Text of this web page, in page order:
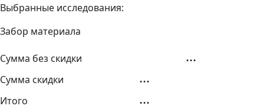
Выбранные исследования:
Забор материала
Cумма без скидки ...
Сумма скидки ...
Итого ...